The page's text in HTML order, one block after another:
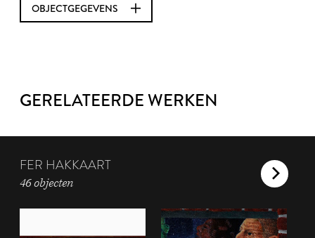
OBJECTGEGEVENS
GERELATEERDE WERKEN
FER HAKKAART
46 objecten